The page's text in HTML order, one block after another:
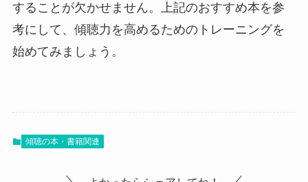
することが欠かせません。上記のおすすめ本を参
考にして、傾聴力を高めるためのトレーニングを
始めてみましょう。
傾聴の本・書籍関連